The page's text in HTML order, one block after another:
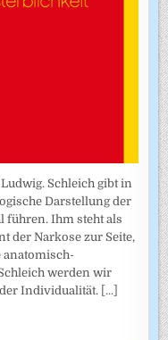
Schleich gibt in
Darstellung der
führen. Ihm steht als
der Narkose zur Seite,
anatomisch-
werden wir
Individualität. [...]